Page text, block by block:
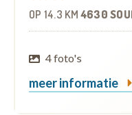
OP 14.3 KM 4630
4 foto's
meer informatie